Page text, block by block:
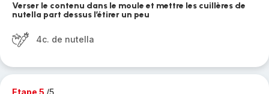
Verser le contenu dans le moule et mettre les cuillères de
nutella part dessus l’étirer un peu
4c. de nutella
Etape 5 /5